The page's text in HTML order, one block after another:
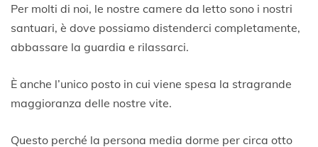
o
2
Per molti di noi, le nostre camere da letto sono i nostri
santuari, è dove possiamo distenderci completamente,
abbassare la guardia e rilassarci.
È anche l’unico posto in cui viene spesa la stragrande
maggioranza delle nostre vite.
Questo perché la persona media dorme per circa otto